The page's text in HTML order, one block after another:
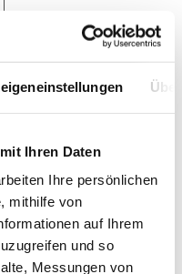
Ihren Daten
Ihre persönlichen
mithilfe von
auf Ihrem
und so
Messungen von